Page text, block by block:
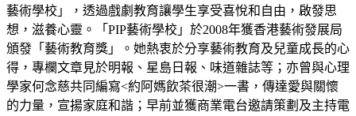
藝術學校」，透過戲劇教育讓學生享受喜悅和自由，啟發思
想，滋養心靈。「PIP藝術學校」於2008年獲香港藝術發展局
頒發「藝術教育獎」。她熱衷於分享藝術教育及兒童成長的心
得，專欄文章見於明報、星島日報、味道雜誌等；亦曾與心理
學家何念慈共同編寫<約阿媽飲茶很潮>一書，傳達愛與關懷
的力量，宣揚家庭和諧；早前並獲商業電台邀請策劃及主持電